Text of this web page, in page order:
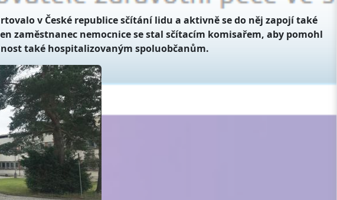
v České republice sčítání lidu a aktivně se do něj zapojí také
zaměstnanec nemocnice se stal sčítacím komisařem, aby pomohl
také hospitalizovaným spoluobčanům.